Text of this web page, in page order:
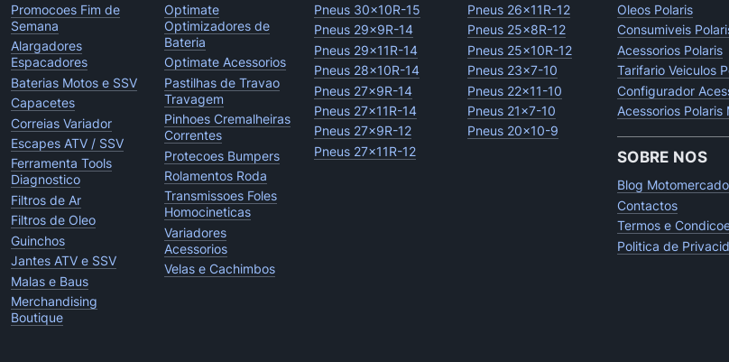
Promocoes Fim de
Semana
Alargadores
Espacadores
Baterias Motos e SSV
Capacetes
Correias Variador
Escapes ATV / SSV
Ferramenta Tools
Diagnostico
Filtros de Ar
Filtros de Oleo
Guinchos
Jantes ATV e SSV
Malas e Baus
Merchandising
Boutique
Optimate
Optimizadores de
Bateria
Optimate Acessorios
Pastilhas de Travao
Travagem
Pinhoes Cremalheiras
Correntes
Protecoes Bumpers
Rolamentos Roda
Transmissoes Foles
Homocineticas
Variadores
Acessorios
Velas e Cachimbos
Pneus 30x10R-15
Pneus 29x9R-14
Pneus 29x11R-14
Pneus 28x10R-14
Pneus 27x9R-14
Pneus 27x11R-14
Pneus 27x9R-12
Pneus 27x11R-12
Pneus 26x11R-12
Pneus 25x8R-12
Pneus 25x10R-12
Pneus 23x7-10
Pneus 22x11-10
Pneus 21x7-10
Pneus 20x10-9
Oleos Polaris
Consumiveis
Acessorios Polaris
Tarifario Veiculos
Configurador
Acessorios Polaris
SOBRE NOS
Blog Motomercado
Contactos
Termos e
Politica de